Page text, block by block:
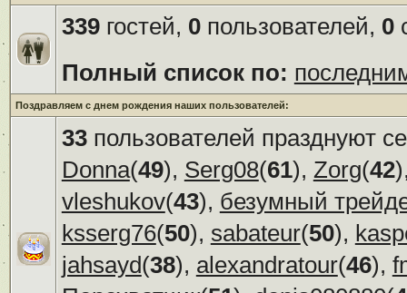
339гостей, 0пользователей, 0
Полный список по:
Поздравляем с днем рождения наших пользователей:
33пользователей празднуют
Donna(49), Serg08(61), Zorg(42
vleshukov(43), безумный
ksserg76(50), sabateur(50),
jahsayd(38), alexandratour(46),